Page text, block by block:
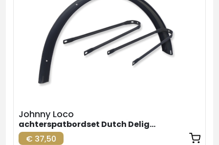
Johnny Loco
achterspatbordset Dutch Delight
€ 37,50